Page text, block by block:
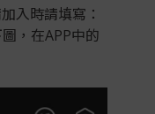
入時請填寫：
，在APP中的